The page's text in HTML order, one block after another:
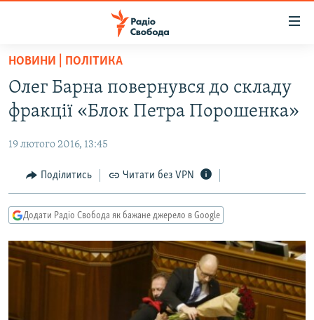
Перейти
основного
матеріалу
Перейти
до
навігації
Перейти
до
ВСЕ ЗА ДОБУ
СТАТТІ
ПОЛІТИКА
ЕКОНОМІКА
КУЛЬТУРА
СПОРТ
УКРАЇНА
ВІЙНА
РОСІЙСЬКА «ФІЛЬТРАЦІЯ»
КРИМ.РЕАЛІЇ
ТИ ЯК?
СХЕМИ
НОВИНИ | ПОЛІТИКА
Олег Барна повернувся до складу
фракції «Блок Петра Порошенка»
19 лютого 2016, 13:45
Поділитись Читати без VPN
Додати Радіо Свобода як бажане джерело в Google